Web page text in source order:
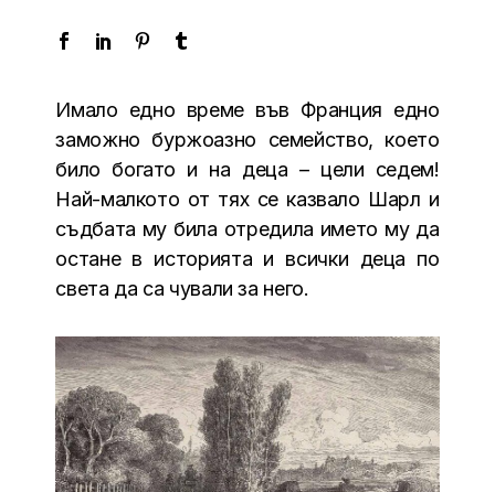
Имало едно време във Франция едно
заможно буржоазно семейство, което
било богато и на деца – цели седем!
Най-малкото от тях се казвало Шарл и
съдбата му била отредила името му да
остане в историята и всички деца по
света да са чували за него.